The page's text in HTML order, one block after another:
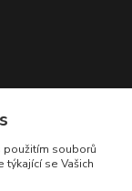
použitím souborů
týkající se Vašich